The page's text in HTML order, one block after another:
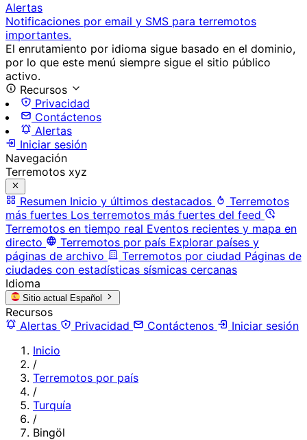
Alertas
Notificaciones por email y SMS para terremotos
importantes.
El enrutamiento por idioma sigue basado en el dominio,
por lo que este menú siempre sigue el sitio público
activo.
Recursos
Privacidad
Contáctenos
Alertas
Iniciar sesión
Navegación
Terremotos xyz
Resumen Inicio y últimos destacados
Terremotos
más fuertes Los terremotos más fuertes del feed
Terremotos en tiempo real Eventos recientes y mapa en
directo
Terremotos por país Explorar países y
páginas de archivo
Terremotos por ciudad Páginas de
ciudades con estadísticas sísmicas cercanas
Idioma
Sitio actual Español
Recursos
Alertas
Privacidad Contáctenos
Iniciar sesión
Inicio
/
Terremotos por país
/
Turquía
/
Bingöl